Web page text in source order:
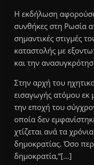
Η εκδήλωση αφορούσε
συνθήκες στη Ρωσία
σημαντικές στιγμές
καταστολής με
και την
Στην αρχή του
εισαγωγής ατόμου εκ
την εποχή του
οποία δεν
χτίζεται ανά τα
δημοκρατίας. Όσο
δημοκρατία,“[…]